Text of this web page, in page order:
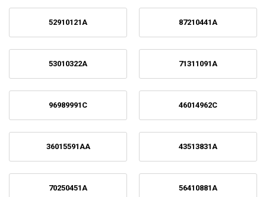
52910121A 87210441A
53010322A 71311091A
96989991C 46014962C
36015591AA 43513831A
70250451A 56410881A